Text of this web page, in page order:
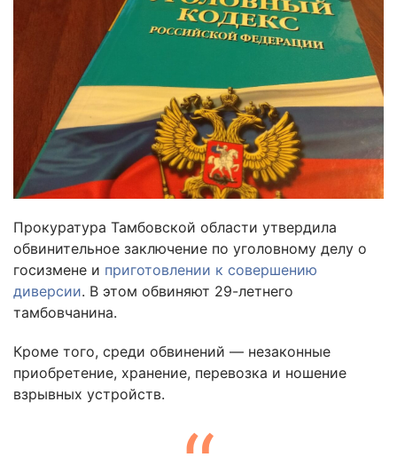
Прокуратура Тамбовской области утвердила
обвинительное заключение по уголовному делу о
госизмене и приготовлении к совершению
диверсии. В этом обвиняют 29-летнего
тамбовчанина.
Кроме того, среди обвинений — незаконные
приобретение, хранение, перевозка и ношение
взрывных устройств.